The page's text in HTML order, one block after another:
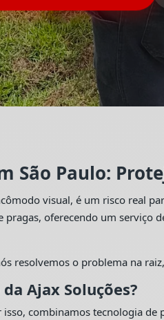
São Paulo:
visual, é um risco real
oferecendo um serviço
resolvemos o problema na
Ajax Soluções?
combinamos tecnologia